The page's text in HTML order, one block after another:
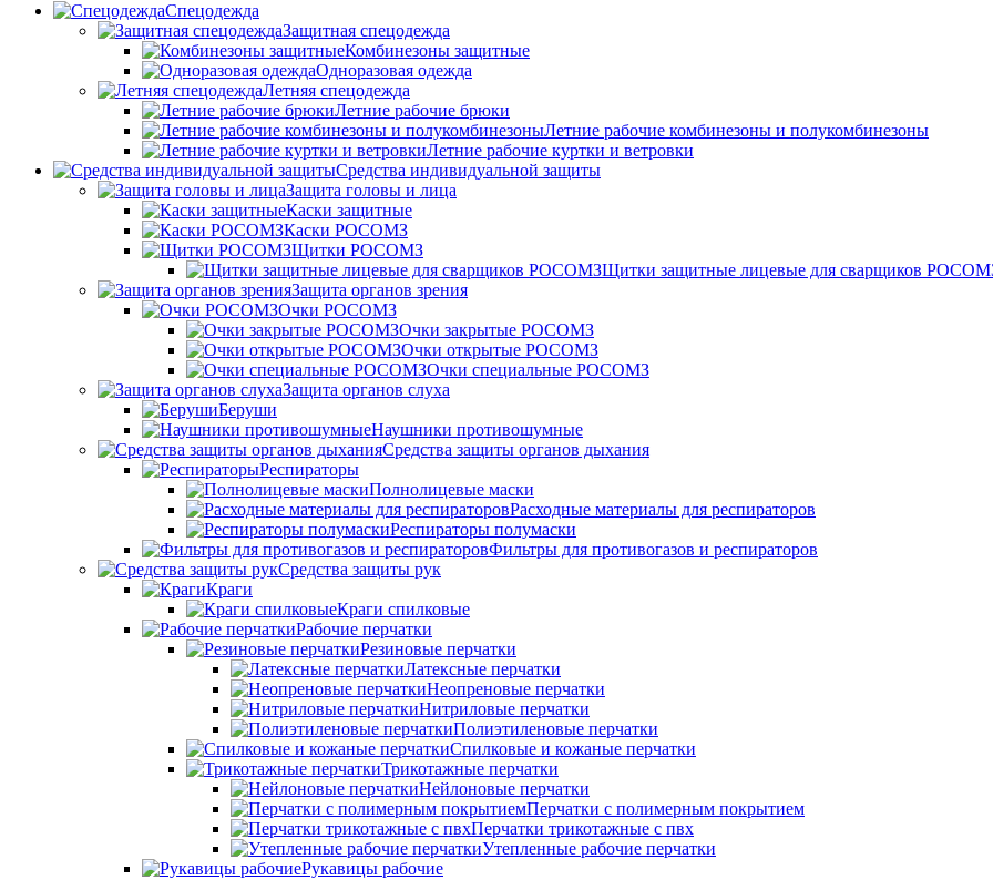
Спецодежда
Защитная спецодежда
Комбинезоны защитные
Одноразовая одежда
Летняя спецодежда
Летние рабочие брюки
Летние рабочие комбинезоны и полукомбинезоны
Летние рабочие куртки и ветровки
Средства индивидуальной защиты
Защита головы и лица
Каски защитные
Каски РОСОМЗ
Щитки РОСОМЗ
Щитки защитные лицевые для сварщиков
Защита органов зрения
Очки РОСОМЗ
Очки закрытые РОСОМЗ
Очки открытые РОСОМЗ
Очки специальные РОСОМЗ
Защита органов слуха
Беруши
Наушники противошумные
Средства защиты органов дыхания
Респираторы
Полнолицевые маски
Расходные материалы для респираторов
Респираторы полумаски
Фильтры для противогазов и респираторов
Средства защиты рук
Краги
Краги спилковые
Рабочие перчатки
Резиновые перчатки
Латексные перчатки
Неопреновые перчатки
Нитриловые перчатки
Полиэтиленовые перчатки
Спилковые и кожаные перчатки
Трикотажные перчатки
Нейлоновые перчатки
Перчатки с полимерным покрытием
Перчатки трикотажные с пвх
Утепленные рабочие перчатки
Рукавицы рабочие